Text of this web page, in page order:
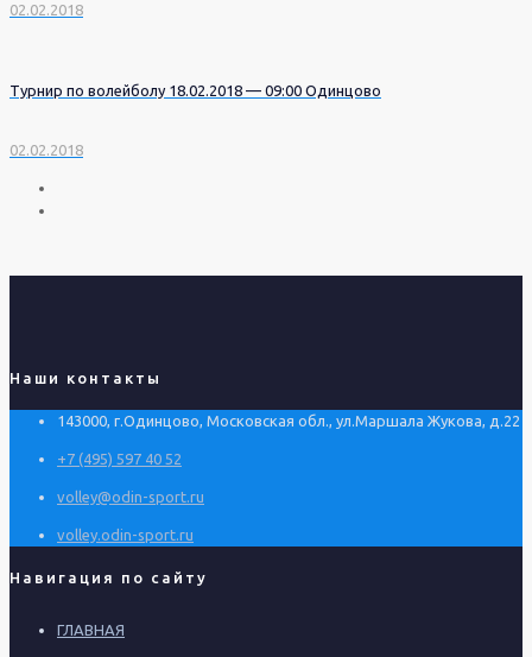
02.02.2018
Турнир по волейболу 18.02.2018 — 09:00 Одинцово
02.02.2018
Наши контакты
143000, г.Одинцово, Московская обл., ул.Маршала Жукова, д.22
+7 (495) 597 40 52
volley@odin-sport.ru
volley.odin-sport.ru
Навигация по сайту
ГЛАВНАЯ